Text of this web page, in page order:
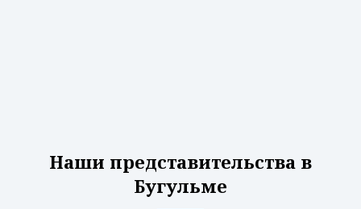
Наши представительства в
Бугульме